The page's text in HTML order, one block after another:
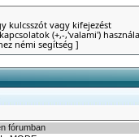
kulcsszót vagy kifejezést
(+,-,'valami')
némi segítség ]